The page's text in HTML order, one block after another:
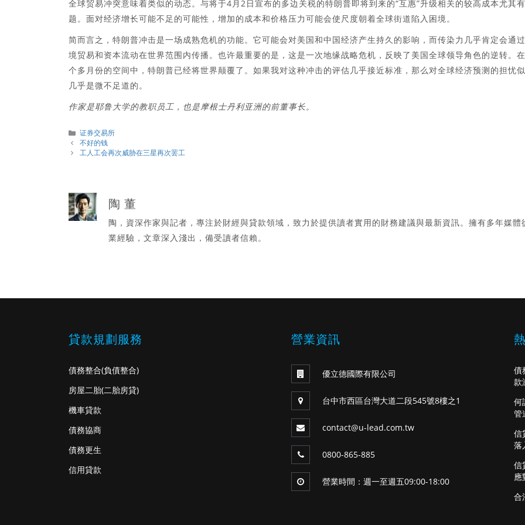
全球贸易冲突意味着类似的动态。与将于4月2日宣布的多边关税的特朗普即将到来的“互惠”升级相关的较高成本尤其
题。面对经济增长可能不足的可能性，增加的成本和价格压力可能会使尺度朝着全球街道陷入困境。
简而言之，特朗普冲击是一场成熟危机的功能。它可能会对美国和中国经济产生持久的影响，而传染力几乎肯定会通
境贸易和资本流动在世界范围内传播。也许最重要的是，这是一次地缘战略危机，反映了美国全球领导角色的逆转。
个多月份的空间中，特朗普已经将世界颠覆了。如果我对这种冲击的评估几乎接近标准，那么对全球经济预测的担忧
几乎是微不足道的。
作家是耶鲁大学的教职员工，也是摩根士丹利亚洲的前董事长。
分
類
证券交易所
不好的钱
工人工会再次威胁在三星再次罢工
陶 董
陶，資深作家與記者，專注於財經與貸款領域，致力於提供讀者實用的財務建議與最新資訊。擁有多年媒體
業經驗，文章深入淺出，備受讀者信賴。
貸款規劃服務
債務整合(負債整合)
房屋二胎(二胎房貸)
機車貸款
債務協商
債務更生
信用貸款
營業資訊
優立德國際有限公司
台中市西區台灣大道二段545號8樓之1
contact@u-lead.com.tw
0800-865-885
營業時間：週一至週五09:00-18:00
債
款
何
管
信
落
信
應
合